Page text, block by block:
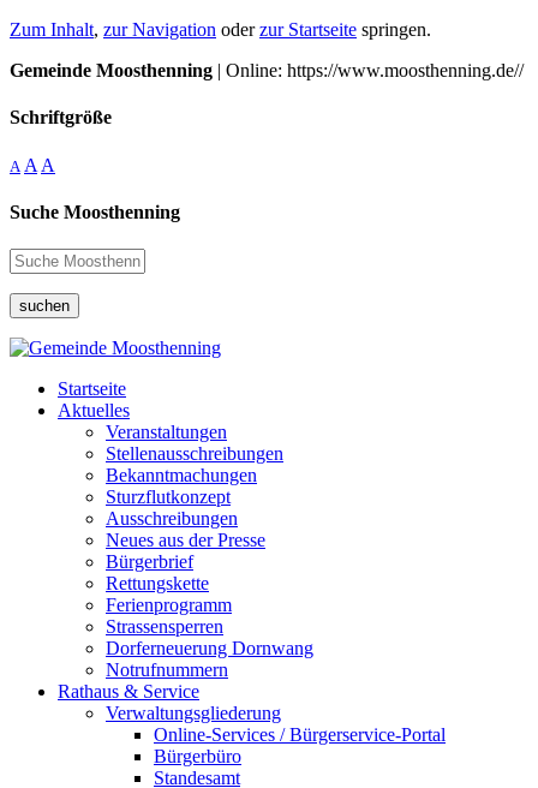
Zum Inhalt, zur Navigation oderzur Startseite springen.
Gemeinde Moosthenning | Online: https://www.moosthenning.de//
Schriftgröße
A A A
Suche Moosthenning
suchen
Startseite
Aktuelles
Veranstaltungen
Stellenausschreibungen
Bekanntmachungen
Sturzflutkonzept
Ausschreibungen
Neues aus der Presse
Bürgerbrief
Rettungskette
Ferienprogramm
Strassensperren
Dorferneuerung Dornwang
Notrufnummern
Rathaus & Service
Verwaltungsgliederung
Online-Services / Bürgerservice-Portal
Bürgerbüro
Standesamt